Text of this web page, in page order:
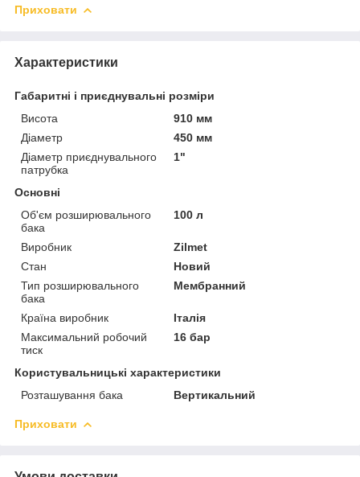
Приховати
Характеристики
Габаритні і приєднувальні розміри
Висота
910 мм
Діаметр
450 мм
Діаметр приєднувального
патрубка
1"
Основні
Об'єм розширювального
бака
100 л
Виробник
Zilmet
Стан
Новий
Тип розширювального
бака
Мембранний
Країна виробник
Італія
Максимальний робочий
тиск
16 бар
Користувальницькі характеристики
Розташування бака
Вертикальний
Приховати